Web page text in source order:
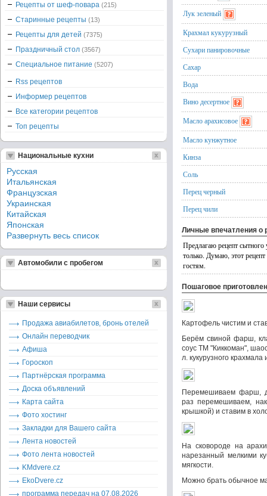
Лук зеленый
Крахмал кукурузный
Сухари панировочные
Сахар
Вода
Вино десертное
Масло арахисовое
Масло кунжутное
Кинза
Соль
Перец черный
Перец чили
Личные впечатления о
Предлагаю рецепт
только. Думаю, этот
гостям.
Пошаговое
Картофель чистим и
Берём свиной фарш,
соус ТМ "Киккоман",
л. кукурузного крахмала
Перемешиваем фарш,
раз перемешиваем,
крышкой) и ставим в
На сковороде на
нарезанный мелкими
мягкости.
Можно брать обычное
Рецепты от шеф-повара (215)
Старинные рецепты (13)
Рецепты для детей (7375)
Праздничный стол (3567)
Специальное питание (5207)
Rss рецептов
Информер рецептов
Все категории рецептов
Топ рецепты
Национальные кухни
Русская
Итальянская
Французская
Украинская
Китайская
Японская
Развернуть весь список
Автомобили с пробегом
Наши сервисы
Продажа авиабилетов, бронь отелей
Онлайн переводчик
Афиша
Гороскоп
Партнёрская программа
Доска объявлений
Карта сайта
Фото хостинг
Закладки для Вашего сайта
Лента новостей
Фото лента новостей
KMdvere.cz
EkoDvere.cz
программа передач на 07.08.2026